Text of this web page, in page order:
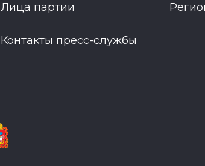
Лица партии
Контакты пресс-службы